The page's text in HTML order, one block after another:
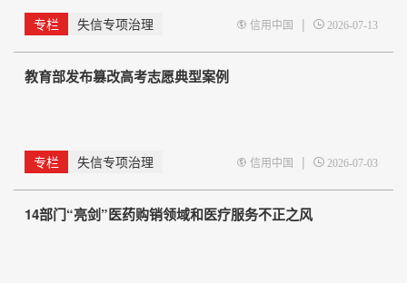
专栏 失信专项治理 信用中国 | 2026-07-13
教育部发布篡改高考志愿典型案例
专栏 失信专项治理 信用中国 | 2026-07-03
14部门“亮剑”医药购销领域和医疗服务不正之风